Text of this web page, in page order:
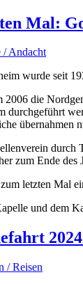
Mal:
/ Andacht
wurde seit
2006 die
durchgeführt
übernahmen
durch
zum Ende
letzten Mal
und dem
/ Reisen